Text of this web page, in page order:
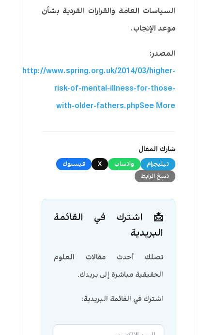
السياسات العامة والقرارات الفردية بشأن
موعد الإنجاب.
المصدر:
http://www.spring.org.uk/2014/03/higher-
risk-of-mental-illness-for-those-
with-older-fathers.phpSee More
شارك المقال
تيليجرام واتساب X
فيسبوك
نسخ الرابط
📩 اشترك في القائمة
البريدية
تصلك أحدث مقالات العلوم
الحقيقية مباشرة إلى بريدك.
اشترك في القائمة البريدية: